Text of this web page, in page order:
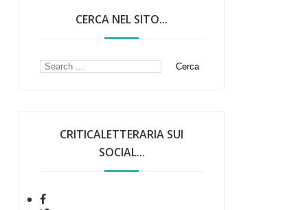
CERCA NEL SITO...
CRITICALETTERARIA SUI
SOCIAL...